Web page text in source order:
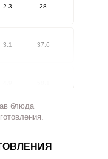
2.3 28
3.1 37.6
2.7 32.8
блюда